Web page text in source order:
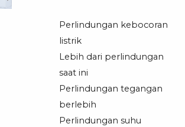
Perlindungan kebocoran
listrik
Lebih dari perlindungan
saat ini
Perlindungan tegangan
berlebih
Perlindungan suhu